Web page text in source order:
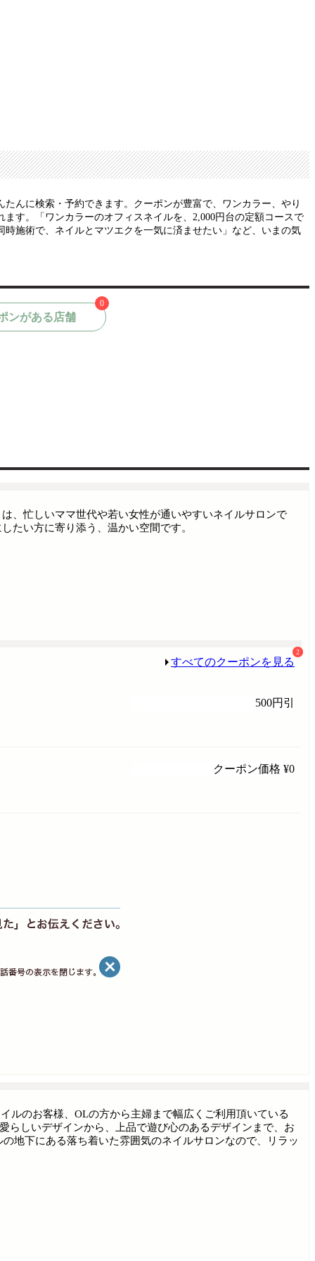
んに検索・予約できます。クーポンが豊富で、ワンカラー、やり
す。「ワンカラーのオフィスネイルを、2,000円台の定額コースで
施術で、ネイルとマツエクを一気に済ませたい」など、いまの気
ンがある店舗
0
、忙しいママ世代や若い女性が通いやすいネイルサロンで
たい方に寄り添う、温かい空間です。
すべてのクーポンを見る
2
500円引
クーポン価格 ¥0
ルのお客様、OLの方から主婦まで幅広くご利用頂いている
らしいデザインから、上品で遊び心のあるデザインまで、お
地下にある落ち着いた雰囲気のネイルサロンなので、リラッ